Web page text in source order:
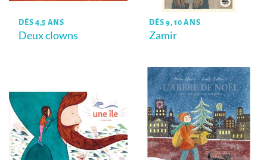
DÈS 4,5 ANS
Deux clowns
DÈS 9, 10 ANS
Zamir